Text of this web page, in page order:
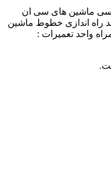
ماشین های سی ان
همراه واحد راه اندازی خطوط ماشین
شماره همراه واحد تعمیرات :